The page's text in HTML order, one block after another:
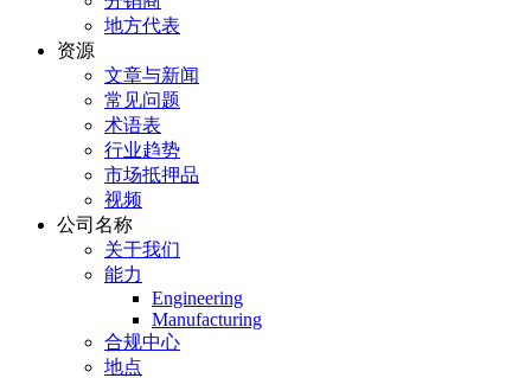
地方代表
资源
文章与新闻
常见问题
术语表
行业趋势
市场抵押品
视频
公司名称
关于我们
能力
Engineering
Manufacturing
合规中心
地点